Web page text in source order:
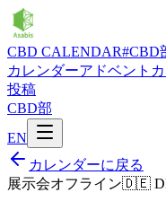
CBD CALENDAR#CBD
カレンダーアドベント
投稿
CBD部
EN
カレンダーに戻る
展示会オフライン🇩🇪